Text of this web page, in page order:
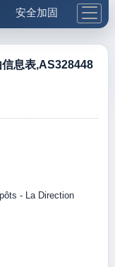
安全加固
更多工具
息表,AS328448
- La Direction